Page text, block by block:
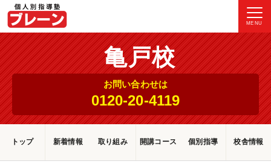
MENU
亀戸校
お問い合わせは
0120-20-4119
トップ 新着情報 取り組み 開講コース 個別指導 校舎情報